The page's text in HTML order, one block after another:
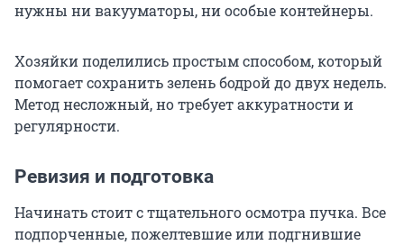
нужны ни вакууматоры, ни особые контейнеры.
Хозяйки поделились простым способом, который
помогает сохранить зелень бодрой до двух недель.
Метод несложный, но требует аккуратности и
регулярности.
Ревизия и подготовка
Начинать стоит с тщательного осмотра пучка. Все
подпорченные, пожелтевшие или подгнившие